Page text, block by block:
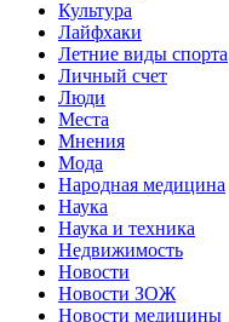
Культура
Лайфхаки
Летние виды спорта
Личный счет
Люди
Места
Мнения
Мода
Народная медицина
Наука
Наука и техника
Недвижимость
Новости
Новости ЗОЖ
Новости медицины